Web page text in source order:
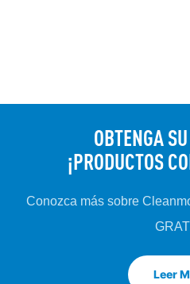
OBTENGA
¡PRODUCTOS
Conozca más sobre
Leer